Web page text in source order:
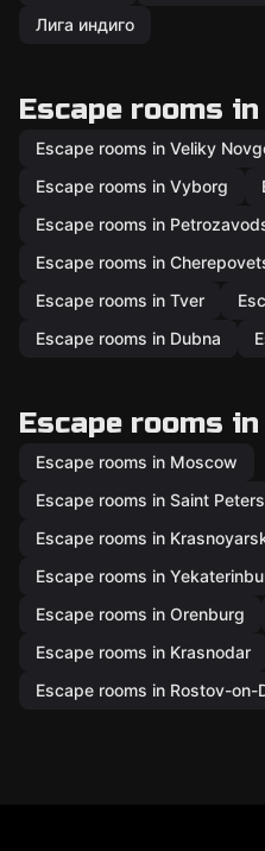
Лига индиго
Escape rooms
Escape rooms in Veliky
Escape rooms in Vyborg
Escape rooms in
Escape rooms in
Escape rooms in Tver
Escape rooms in Dubna
Escape rooms
Escape rooms in Moscow
Escape rooms in Saint
Escape rooms in
Escape rooms in
Escape rooms in Orenburg
Escape rooms in Krasnodar
Escape rooms in Rostov-on-